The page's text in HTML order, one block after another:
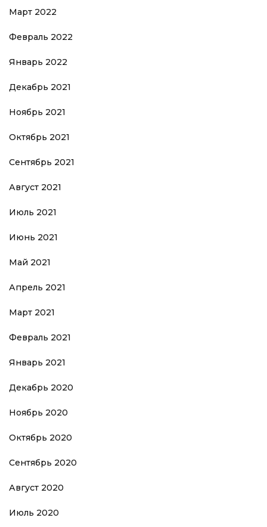
Март 2022
Февраль 2022
Январь 2022
Декабрь 2021
Ноябрь 2021
Октябрь 2021
Сентябрь 2021
Август 2021
Июль 2021
Июнь 2021
Май 2021
Апрель 2021
Март 2021
Февраль 2021
Январь 2021
Декабрь 2020
Ноябрь 2020
Октябрь 2020
Сентябрь 2020
Август 2020
Июль 2020